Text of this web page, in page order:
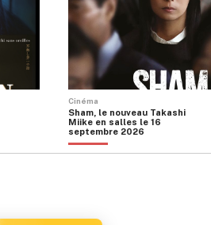
Cinéma
Sham, le nouveau Takashi
Miike en salles le 16
septembre 2026